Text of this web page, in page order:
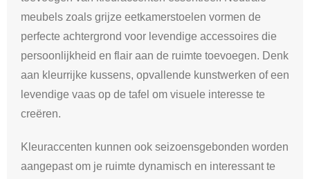
meubels zoals grijze eetkamerstoelen vormen de
perfecte achtergrond voor levendige accessoires die
persoonlijkheid en flair aan de ruimte toevoegen. Denk
aan kleurrijke kussens, opvallende kunstwerken of een
levendige vaas op de tafel om visuele interesse te
creëren.
Kleuraccenten kunnen ook seizoensgebonden worden
aangepast om je ruimte dynamisch en interessant te